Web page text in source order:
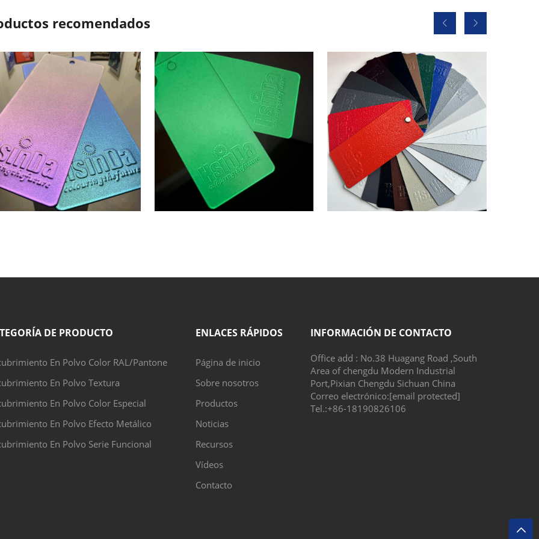
recomendados
DE PRODUCTO
En Polvo Color RAL/Pantone
En Polvo Textura
En Polvo Color Especial
En Polvo Efecto Metálico
En Polvo Serie Funcional
ENLACES RÁPIDOS
Página de inicio
Sobre nosotros
Productos
Noticias
Recursos
Vídeos
Contacto
INFORMACIÓN DE CONTACTO
Office add : No.38 Huagang Road ,South
Area of chengdu Modern Industrial
Port,Pixian Chengdu Sichuan China
Correo electrónico:[email protected]
Tel.:+86-18190826106